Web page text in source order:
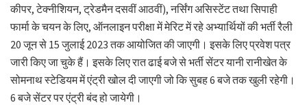
कीपर, टेक्नीशियन, ट्रेडमैन दसवीं आठवीं), नर्सिंग असिस्टेंट तथा सिपाही
फार्मा के चयन के लिए, ऑनलाइन परीक्षा में मेरिट में रहे अभ्यार्थियों की भर्ती रैली
20 जून से 15 जुलाई 2023 तक आयोजित की जाएगी। इसके लिए प्रवेश पत्र
जारी किए जा चुके हैं। इसके लिए रात ढाई बजे से भर्ती सेंटर यानी रानीखेत के
सोमनाथ स्टेडियम में एंट्री खोल दी जाएगी जो कि सुबह 6 बजे तक खुली रहेगी।
6 बजे सेंटर पर एंट्री बंद हो जायेगी।